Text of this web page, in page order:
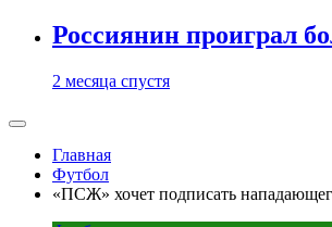
Россиянин проиграл
2 месяца спустя
Главная
Футбол
«ПСЖ» хочет подписать